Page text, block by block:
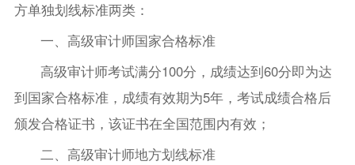
方单独划线标准两类：
一、高级审计师国家合格标准
高级审计师考试满分100分，成绩达到60分即为达
到国家合格标准，成绩有效期为5年，考试成绩合格后
颁发合格证书，该证书在全国范围内有效；
二、高级审计师地方划线标准